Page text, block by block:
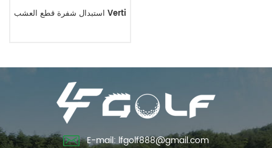
استبدال شفرة قطع العشب Verti
E-mail: lfgolf888@gmail.com